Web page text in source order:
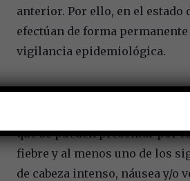
anterior. Por ello, en el estado
efectúan de forma
vigilancia epidemiológica.
que se pueden presentar por
fiebre y al menos uno de los
de cabeza intenso, náusea y/o